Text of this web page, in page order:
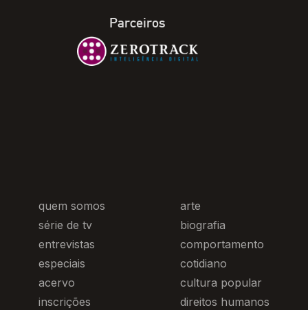
Parceiros
quem somos
série de tv
entrevistas
especiais
acervo
inscrições
arte
biografia
comportamento
cotidiano
cultura popular
direitos humanos